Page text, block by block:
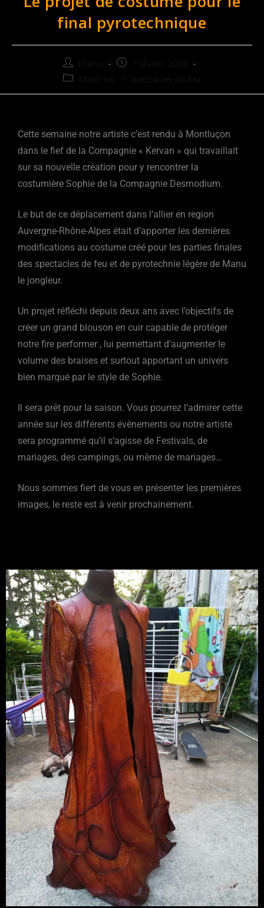
final pyrotechnique
Manu
7 février 2020
Matériels
Spectacles de feu
Cette semaine notre artiste c’est rendu à Montluçon
dans le fief de la Compagnie « Kervan » qui travaillait
sur sa nouvelle création pour y rencontrer la
costumière Sophie de la Compagnie Desmodium.
Le but de ce déplacement dans l’allier en region
Auvergne-Rhône-Alpes était d’apporter les dernières
modifications au costume créé pour les parties finales
des spectacles de feu et de pyrotechnie légère de Manu
le jongleur.
Un projet réfléchi depuis deux ans avec l’objectifs de
créer un grand blouson en cuir capable de protéger
notre fire performer , lui permettant d’augmenter le
volume des braises et surtout apportant un univers
bien marqué par le style de Sophie.
Il sera prêt pour la saison. Vous pourrez l’admirer cette
année sur les différents évènements ou notre artiste
sera programmé qu’il s’agisse de Festivals, de
mariages, des campings, ou même de mariages…
Nous sommes fiert de vous en présenter les premières
images, le reste est à venir prochainement.